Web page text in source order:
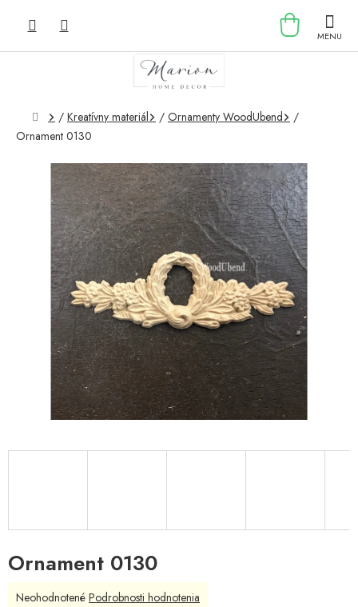
KOŠÍK
Domov
/ Kreatívny materiál / Ornamenty WoodUbend
/
Ornament 0130
Ornament 0130
Priemerné
Neohodnotené Podrobnosti hodnotenia